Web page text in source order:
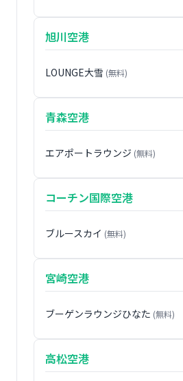
旭川空港
LOUNGE大雪 (無料)
青森空港
エアポートラウンジ (無料)
コーチン国際空港
ブルースカイ (無料)
宮崎空港
ブーゲンラウンジひなた (無料)
高松空港